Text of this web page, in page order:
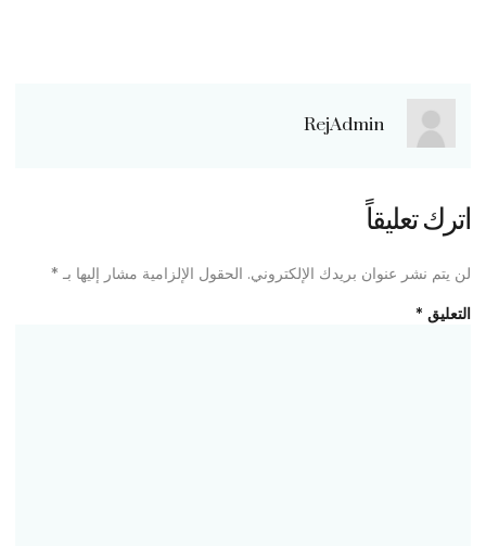
RejAdmin
اترك تعليقاً
لن يتم نشر عنوان بريدك الإلكتروني. الحقول الإلزامية مشار إليها بـ *
التعليق *